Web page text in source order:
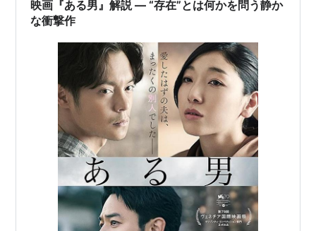
映画『ある男』解説 ― “存在”とは何かを問う静か
な衝撃作